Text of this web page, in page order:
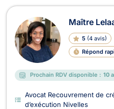
Maître
5 (4 avis)
Répond
Prochain RDV disponible : 10
Avocat Recouvrement de
d’exécution Nivelles